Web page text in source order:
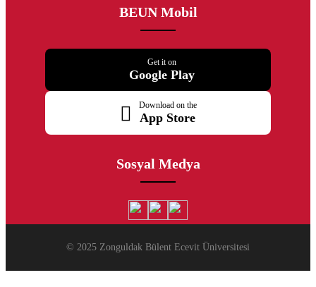
BEUN Mobil
Get it on
Google Play
Download on the
App Store
Sosyal Medya
© 2025 Zonguldak Bülent Ecevit Üniversitesi